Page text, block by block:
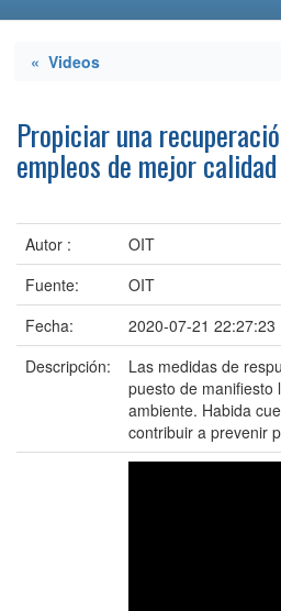
« Videos
Propiciar una
empleos de mejor calidad
Autor :
OIT
Fuente:
OIT
Fecha:
2020-07-21 22:27:23
Descripción:
Las medidas de
puesto de manifiesto
ambiente. Habida
contribuir a prevenir